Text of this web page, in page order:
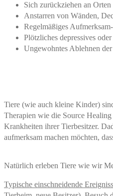
Sich zurückziehen an
Anstarren von Wänden,
Regelmäßiges
Plötzliches depressives
Ungewohntes Ablehnen
Tiere (wie auch kleine Kinder)
Therapien wie die Source
Krankheiten ihrer Tierbesitzer.
aufmerksam machen möchten,
Natürlich erleben Tiere wie wir
Typische einschneidende